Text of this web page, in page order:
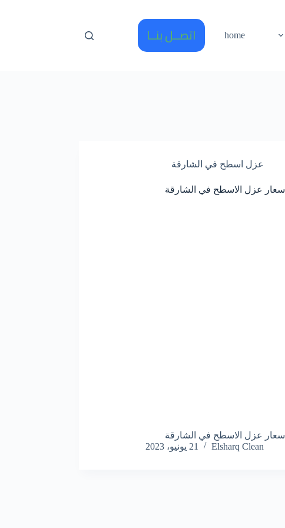
home اتصــل بنــا
عزل اسطح في الشارقة
اسعار عزل الاسطح في الشارقة
اسعار عزل الاسطح في الشارقة
Elsharq Clean
21 يونيو، 2023